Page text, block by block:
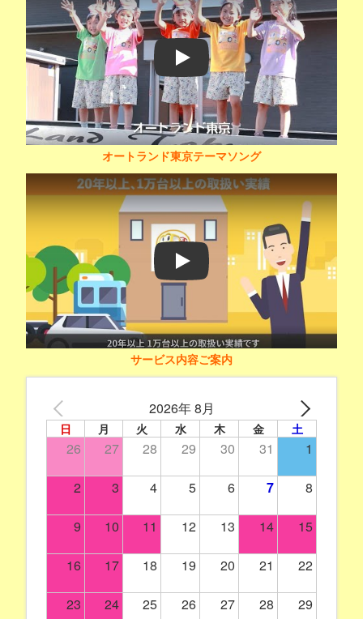
Play
オートランド東京テーマソング
Play
サービス内容ご案内
2026年 8月
日 月 火 水 木 金 土
26 27 28 29 30 31 1
2 3 4 5 6 7 8
9 10 11 12 13 14 15
16 17 18 19 20 21 22
23 24 25 26 27 28 29